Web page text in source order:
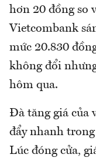
hơn 20 đồng so
Vietcombank
mức 20.830
không đổi
hôm qua.
Đà tăng giá của
đẩy nhanh
Lúc đóng cửa,